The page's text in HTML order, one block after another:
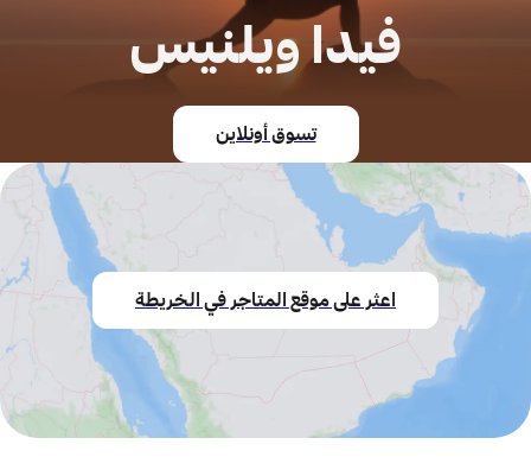
فيدا ويلنيس
تسوق أونلاين
اعثر على موقع المتاجر في الخريطة